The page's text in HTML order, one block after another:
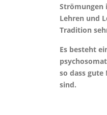
Strömungen
Lehren und
Tradition
Es besteht
so dass
sind.